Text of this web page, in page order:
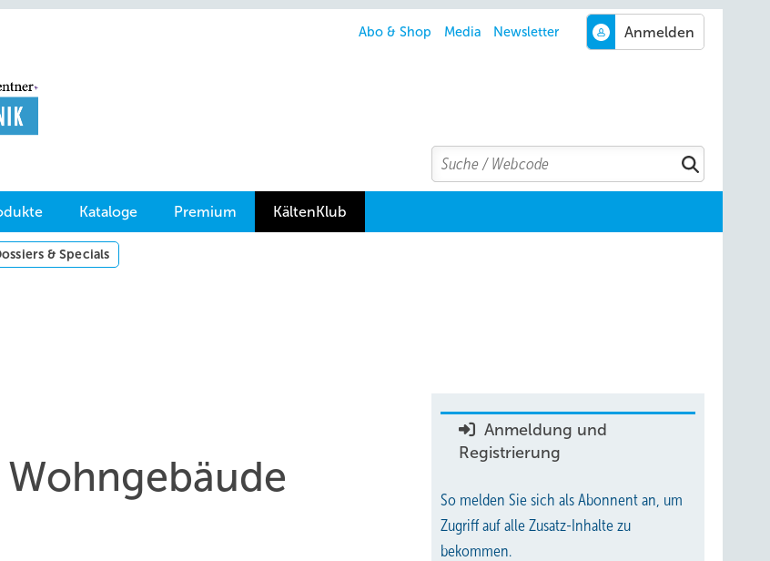
Abo & Shop Media Newsletter
Search
Suchen
Kataloge Premium KältenKlub
& Specials
Anmeldung und
Registrierung
So melden Sie sich als Abonnent an, um
Zugriff auf alle Zusatz-Inhalte zu
bekommen.